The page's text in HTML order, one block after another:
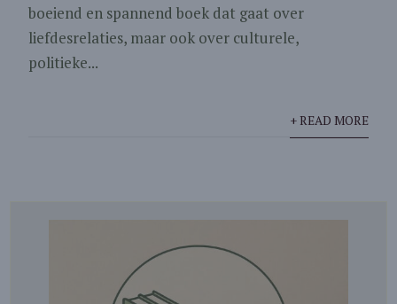
boeiend en spannend boek dat gaat over
liefdesrelaties, maar ook over culturele,
politieke...
+ READ MORE